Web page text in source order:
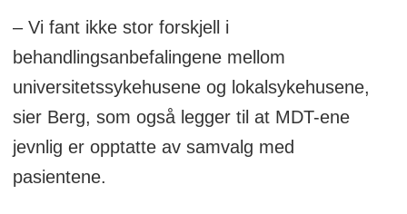
– Vi fant ikke stor forskjell i
behandlingsanbefalingene mellom
universitetssykehusene og lokalsykehusene,
sier Berg, som også legger til at MDT-ene
jevnlig er opptatte av samvalg med
pasientene.